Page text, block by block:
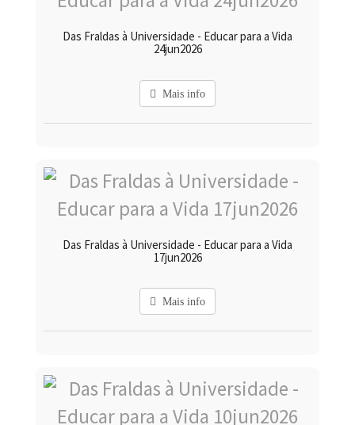
Das Fraldas à Universidade - Educar para a Vida
24jun2026
Mais info
Das Fraldas à Universidade - Educar para a Vida
17jun2026
Mais info